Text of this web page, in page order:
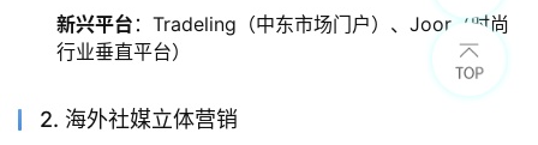
新兴平台 ：Tradeling（中东市场门户）、Joor（时尚
行业垂直平台）
2. 海外社媒立体营销